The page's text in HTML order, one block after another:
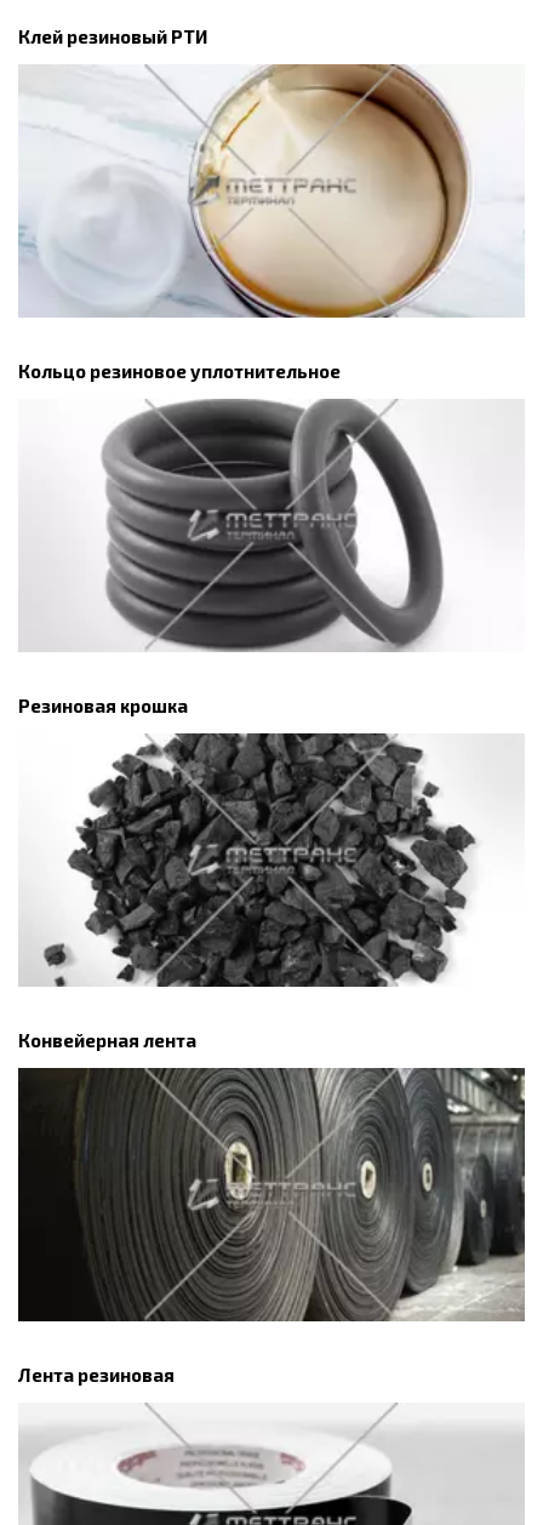
Клей резиновый РТИ
Кольцо резиновое уплотнительное
Резиновая крошка
Конвейерная лента
Лента резиновая